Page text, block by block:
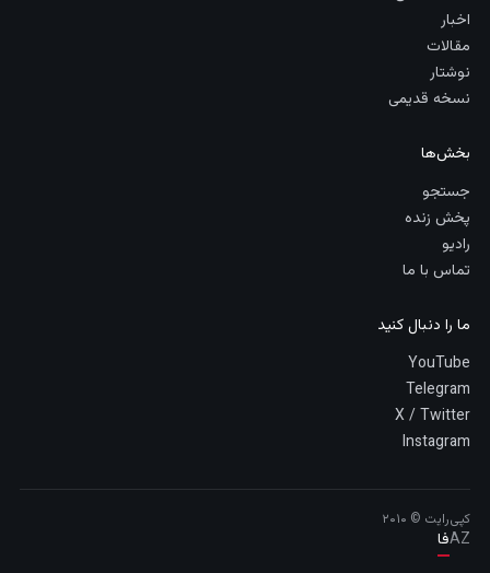
اخبار
مقالات
نوشتار
نسخه قدیمی
بخش‌ها
جستجو
پخش زنده
رادیو
تماس با ما
ما را دنبال کنید
YouTube
Telegram
X / Twitter
Instagram
کپی‌رایت © ۲۰۱۰
AZفا